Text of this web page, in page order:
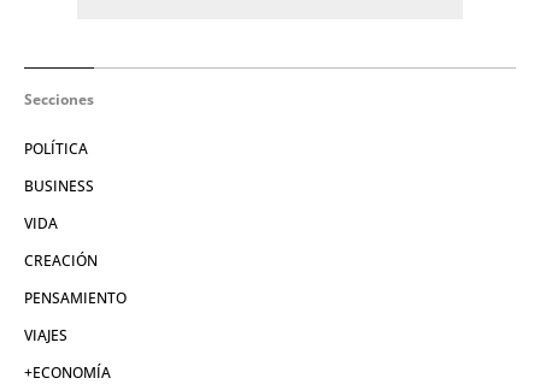
Secciones
POLÍTICA
BUSINESS
VIDA
CREACIÓN
PENSAMIENTO
VIAJES
+ECONOMÍA